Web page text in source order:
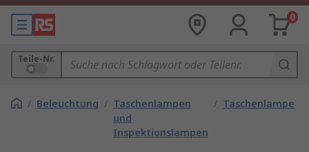
0
Teile-Nr.
/ Beleuchtung / Taschenlampen
und
Inspektionslampen
/